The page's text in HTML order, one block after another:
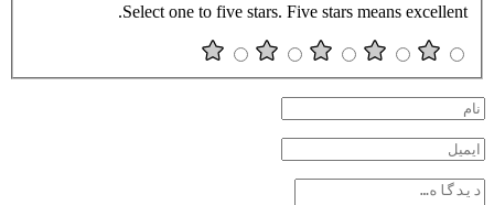
Select one to five stars. Five stars means excellent.